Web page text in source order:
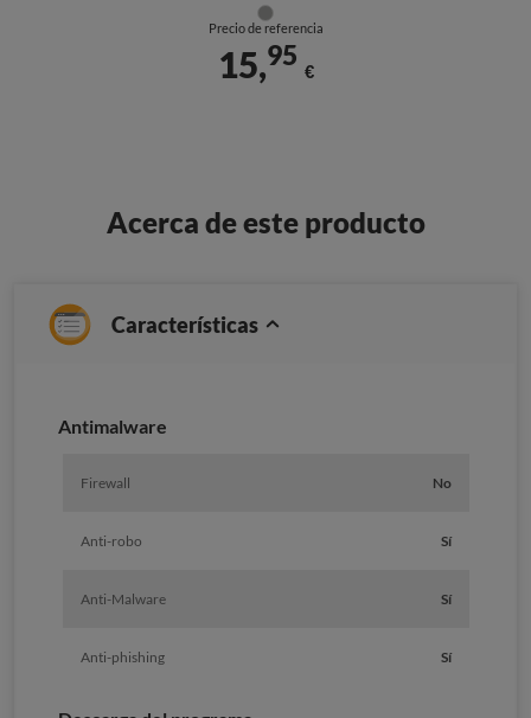
Precio de referencia
15,95
€
Acerca de este producto
Características
Antimalware
Firewall No
Anti-robo Sí
Anti-Malware Sí
Anti-phishing Sí